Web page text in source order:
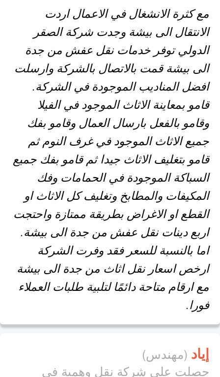
مع كثرة الانشغال في الاعمال اردت
الانتقال الى بيشة وجدت شركة الصقر
الدولي توفر خدمات نقل عفش من جدة
الى بيشة قمت بالاتصال بالشركة وارسلت
افضل المناديب الموجودة في الشركة.
قامو بمعاينة الاثاث الموجود في الفيلا
وقامو بالفعل بارسال العمال وقامو بفك
جميع الاثاث الموجود في غرف النوم ثم
قامو بتغليف الاثاث جيدا ثم قامو بفك جميع
السباكة الموجودة في الحمامات وفك
المكيفات والمطابخ وتغليف كل الاثاث او
القطع او الاغراض بطريقة ممتازة واحتجت
اربع دينات نقل عفش من جدة الى بيشة.
اما بالنسبة للسعر فقد وفرت الشركة
ارخص اسعار نقل اثاث من جدة الى بيشة
مع ارقام متاحة دائمًا لتلبية طلبات العملاء
فورا.
إياد (مهندس)
حصلت علي شركة نقل وهمية في